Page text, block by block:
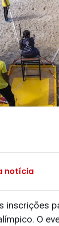
notícia
inscrições
O